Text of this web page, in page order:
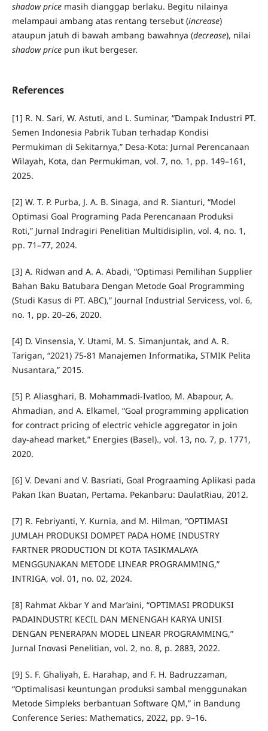
shadow pricemasih dianggap berlaku. Begitu nilainya
melampaui ambang atas rentang tersebut (increase)
ataupun jatuh di bawah ambang bawahnya (decrease), nilai
shadow pricepun ikut bergeser.
References
[1] R. N. Sari, W. Astuti, and L. Suminar, “Dampak Industri PT.
Semen Indonesia Pabrik Tuban terhadap Kondisi
Permukiman di Sekitarnya,” Desa-Kota: Jurnal Perencanaan
Wilayah, Kota, dan Permukiman, vol. 7, no. 1, pp. 149–161,
2025.
[2] W. T. P. Purba, J. A. B. Sinaga, and R. Sianturi, “Model
Optimasi Goal Programing Pada Perencanaan Produksi
Roti,” Jurnal Indragiri Penelitian Multidisiplin, vol. 4, no. 1,
pp. 71–77, 2024.
[3] A. Ridwan and A. A. Abadi, “Optimasi Pemilihan Supplier
Bahan Baku Batubara Dengan Metode Goal Programming
(Studi Kasus di PT. ABC),” Journal Industrial Servicess, vol. 6,
no. 1, pp. 20–26, 2020.
[4] D. Vinsensia, Y. Utami, M. S. Simanjuntak, and A. R.
Tarigan, “2021) 75-81 Manajemen Informatika, STMIK Pelita
Nusantara,” 2015.
[5] P. Aliasghari, B. Mohammadi-Ivatloo, M. Abapour, A.
Ahmadian, and A. Elkamel, “Goal programming application
for contract pricing of electric vehicle aggregator in join
day-ahead market,” Energies (Basel)., vol. 13, no. 7, p. 1771,
2020.
[6] V. Devani and V. Basriati, Goal Prograaming Aplikasi pada
Pakan Ikan Buatan, Pertama. Pekanbaru: DaulatRiau, 2012.
[7] R. Febriyanti, Y. Kurnia, and M. Hilman, “OPTIMASI
JUMLAH PRODUKSI DOMPET PADA HOME INDUSTRY
FARTNER PRODUCTION DI KOTA TASIKMALAYA
MENGGUNAKAN METODE LINEAR PROGRAMMING,”
INTRIGA, vol. 01, no. 02, 2024.
[8] Rahmat Akbar Y and Mar’aini, “OPTIMASI PRODUKSI
PADAINDUSTRI KECIL DAN MENENGAH KARYA UNISI
DENGAN PENERAPAN MODEL LINEAR PROGRAMMING,”
Jurnal Inovasi Penelitian, vol. 2, no. 8, p. 2883, 2022.
[9] S. F. Ghaliyah, E. Harahap, and F. H. Badruzzaman,
“Optimalisasi keuntungan produksi sambal menggunakan
Metode Simpleks berbantuan Software QM,” in Bandung
Conference Series: Mathematics, 2022, pp. 9–16.